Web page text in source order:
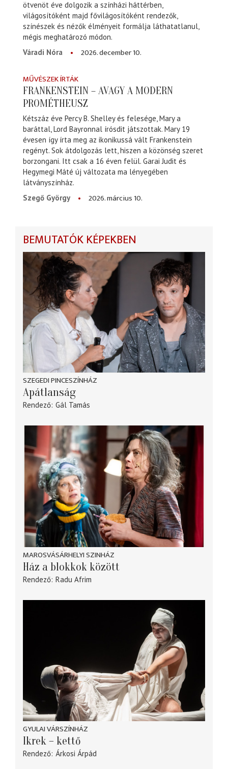
ötvenöt éve dolgozik a színházi háttérben,
világosítóként majd fővilágosítóként rendezők,
színészek és nézők élményeit formálja láthatatlanul,
mégis meghatározó módon.
Váradi Nóra
2026. december 10.
MŰVÉSZEK ÍRTÁK
FRANKENSTEIN – AVAGY A MODERN
PROMÉTHEUSZ
Kétszáz éve Percy B. Shelley és felesége, Mary a
baráttal, Lord Bayronnal írósdit játszottak. Mary 19
évesen így írta meg az ikonikussá vált Frankenstein
regényt. Sok átdolgozás lett, hiszen a közönség szeret
borzongani. Itt csak a 16 éven felül. Garai Judit és
Hegymegi Máté új változata ma lényegében
látványszínház.
Szegő György
2026. március 10.
BEMUTATÓK KÉPEKBEN
SZEGEDI PINCESZÍNHÁZ
Apátlanság
Rendező Gál Tamás
MAROSVÁSÁRHELYI SZINHÁZ
Ház a blokkok között
Rendező Radu Afrim
GYULAI VÁRSZÍNHÁZ
Ikrek – kettő
Rendező Árkosi Árpád